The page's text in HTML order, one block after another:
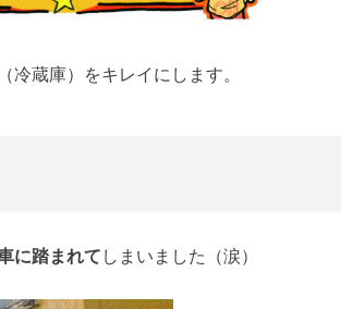
蔵庫）をキレイにします。
に踏まれてしまいました（涙）